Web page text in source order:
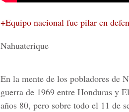
+Equipo nacional fue pilar en
Nahuaterique
En la mente de los pobladores de
guerra de 1969 entre Honduras y
años 80, pero sobre todo el 11 de